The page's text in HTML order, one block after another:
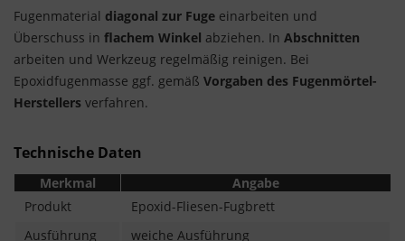
Fugenmaterial diagonal zur Fuge einarbeiten und
Überschuss in flachem Winkel abziehen. In Abschnitten
arbeiten und Werkzeug regelmäßig reinigen. Bei
Epoxidfugenmasse ggf. gemäß Vorgaben des Fugenmörtel-
Herstellers verfahren.
Technische Daten
Merkmal
Angabe
Produkt
Epoxid-Fliesen-Fugbrett
Ausführung
weiche Ausführung